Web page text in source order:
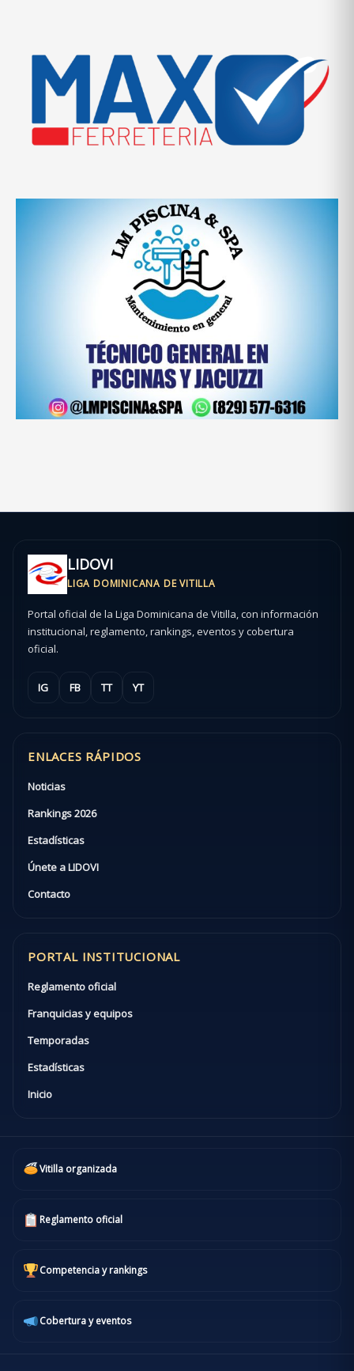
LIDOVI
LIGA DOMINICANA DE VITILLA
Portal oficial de la Liga Dominicana de Vitilla, con información
institucional, reglamento, rankings, eventos y cobertura
oficial.
IG FB TT YT
ENLACES RÁPIDOS
Noticias
Rankings 2026
Estadísticas
Únete a LIDOVI
Contacto
PORTAL INSTITUCIONAL
Reglamento oficial
Franquicias y equipos
Temporadas
Estadísticas
Inicio
Vitilla organizada
Reglamento oficial
Competencia y rankings
Cobertura y eventos